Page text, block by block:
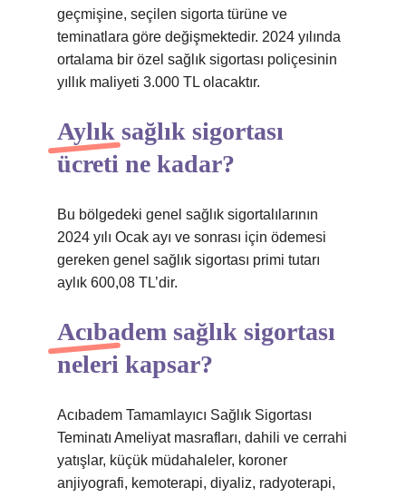
geçmişine, seçilen sigorta türüne ve
teminatlara göre değişmektedir. 2024 yılında
ortalama bir özel sağlık sigortası poliçesinin
yıllık maliyeti 3.000 TL olacaktır.
Aylık sağlık sigortası
ücreti ne kadar?
Bu bölgedeki genel sağlık sigortalılarının
2024 yılı Ocak ayı ve sonrası için ödemesi
gereken genel sağlık sigortası primi tutarı
aylık 600,08 TL’dir.
Acıbadem sağlık sigortası
neleri kapsar?
Acıbadem Tamamlayıcı Sağlık Sigortası
Teminatı Ameliyat masrafları, dahili ve cerrahi
yatışlar, küçük müdahaleler, koroner
anjiyografi, kemoterapi, diyaliz, radyoterapi,